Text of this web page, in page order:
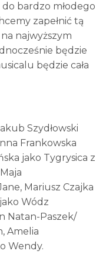
bardzo młodego
zapełnić tą
najwyższym
będzie
będzie cała
Szydłowski
Frankowska
jako Tygrysica z
Mariusz Czajka
Wódz
Natan-Paszek/
Amelia
Wendy.